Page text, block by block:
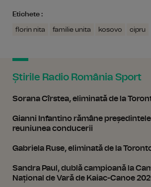
Etichete :
florin nita familie unita kosovo cipru
Știrile Radio România Sport
Sorana Cîrstea, eliminată de la
Gianni Infantino rămâne președintele
reuniunea conducerii
Gabriela Ruse, eliminată de la
Sandra Paul, dublă campioană la
Național de Vară de Kaiac-Canoe